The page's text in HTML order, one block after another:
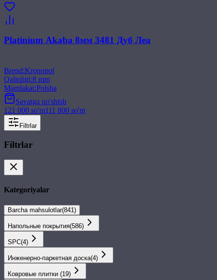
Platinium Akaba 8мм 3481 Дуб Леа
Brend:Kronopol
Qalinligi:8 mm
Mamlakat:Polsha
Savatga qo'shish
121 000 so'm111 800 so'm
Filtrlar
Filtrlar
Kategoriyalar
Barcha mahsulotlar(841)
Напольные покрытия(586)
SPС(4)
Инженерно-паркетная доска(4)
Ковровые плитки (19)